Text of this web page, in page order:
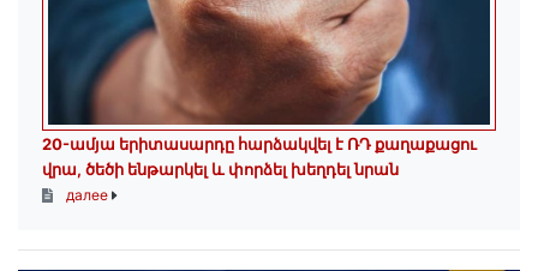
20-ամյա երիտասարդը հարձակվել է ՌԴ քաղաքացու
վրա, ծեծի ենթարկել և փորձել խեղդել նրան
далее